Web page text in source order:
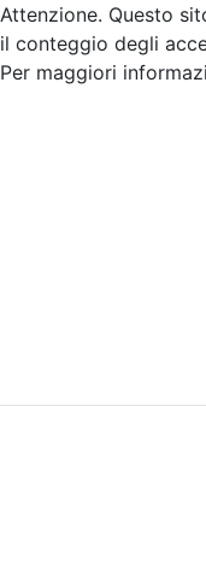
Attenzione. Questo
il conteggio degli
Per maggiori